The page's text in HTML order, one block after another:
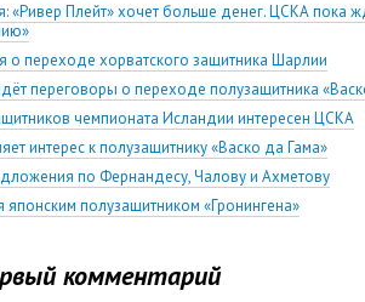
«Ривер Плейт» хочет больше денег. ЦСКА пока
переходе хорватского защитника Шарлии
переговоры о переходе полузащитника
чемпионата Исландии интересен ЦСКА
интерес к полузащитнику «Васко да Гама»
по Фернандесу, Чалову и Ахметову
японским полузащитником «Гронингена»
комментарий